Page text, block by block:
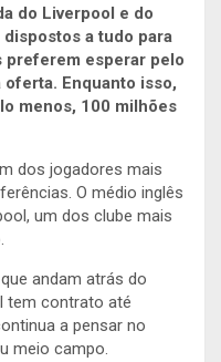
do Liverpool e do
a tudo para
preferem esperar pelo
Enquanto isso,
menos, 100 milhões
dos jogadores mais
O médio inglês
um dos clube mais
andam atrás do
tem contrato até
a pensar no
meio campo.